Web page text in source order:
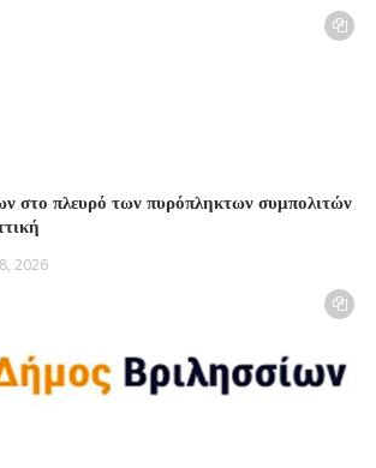
στο πλευρό των πυρόπληκτων συμπολιτών
2026